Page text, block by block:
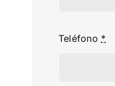
Teléfono *